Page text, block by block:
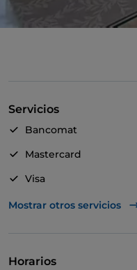
Servicios
Bancomat
Mastercard
Visa
Acceso para inválidos
Mostrar otros servicios
Horarios